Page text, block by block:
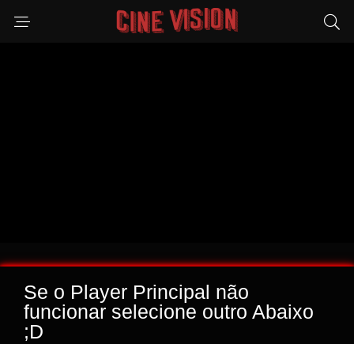
Se o Player Principal não
funcionar selecione outro Abaixo
;D